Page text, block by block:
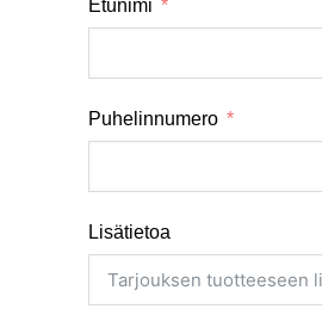
Etunimi
Puhelinnumero
Lisätietoa